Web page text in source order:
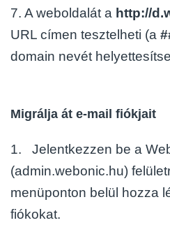
7. A weboldalát a http://
URL címen tesztelheti (a
domain nevét
Migrálja át e-mail fiókjait
1. Jelentkezzen be a
(admin.webonic.hu)
menüponton belül hozza
fiókokat.